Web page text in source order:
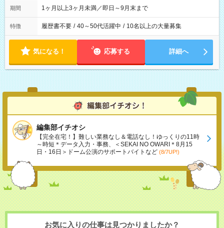
期間 1ヶ月以上3ヶ月未満／即日～9月末まで
特徴 履歴書不要 / 40～50代活躍中 / 10名以上の大量募集
気になる！ 応募する 詳細へ
編集部イチオシ
【完全在宅！】難しい業務なし＆電話なし！ゆっくりの11時
～時短＊データ入力・事務、＜SEKAI NO OWARI＊8月15
日・16日＞ドーム公演のサポートバイトなど (8/7UP!)
お気に入りの仕事は見つかりましたか？